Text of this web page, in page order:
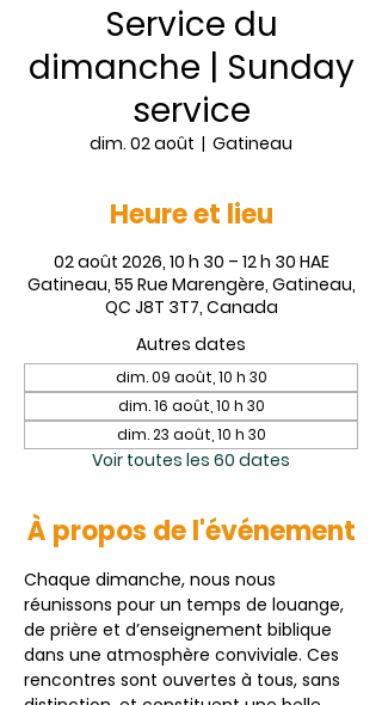
Service du
dimanche | Sunday
service
dim. 02 août
  |
Gatineau
Heure et lieu
02 août 2026, 10 h 30 – 12 h 30 HAE
Gatineau, 55 Rue Marengère, Gatineau,
QC J8T 3T7, Canada
Autres dates
dim. 09 août, 10 h 30
dim. 16 août, 10 h 30
dim. 23 août, 10 h 30
Voir toutes les 60 dates
À propos de l'événement
Chaque dimanche, nous nous
réunissons pour un temps de louange,
de prière et d’enseignement biblique
dans une atmosphère conviviale. Ces
rencontres sont ouvertes à tous, sans